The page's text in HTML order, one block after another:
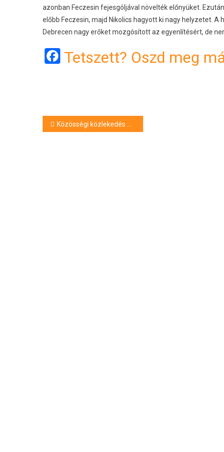
azonban Feczesin fejesgóljával növelték előnyüket.
előbb Feczesin, majd Nikolics hagyott ki nagy helyzetet.
Debrecen nagy erőket mozgósított az egyenlítésért, de
Facebook
Tetszett? Oszd meg
Bejegyzés
Közösségi közlekedés a hosszú hétvégén